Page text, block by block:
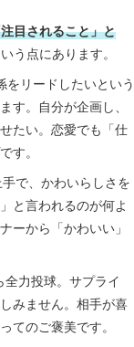
目されること」と
う点にあります。
リードしたいという
す。自分が企画し、
たい。恋愛でも「仕
す。
で、かわいらしさを
と言われるのが何よ
ーから「かわいい」
力投球。サプライ
みません。相手が喜
てのご褒美です。